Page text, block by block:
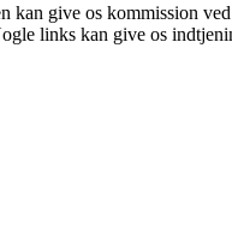
kan give os kommission
links kan give os